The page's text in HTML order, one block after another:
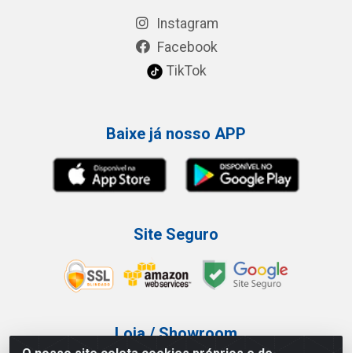
Instagram
Facebook
TikTok
Baixe já nosso APP
Site Seguro
Loja / Showroom